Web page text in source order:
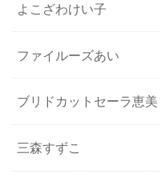
よこざわけい子
ファイルーズあい
ブリドカットセーラ恵美
三森すずこ